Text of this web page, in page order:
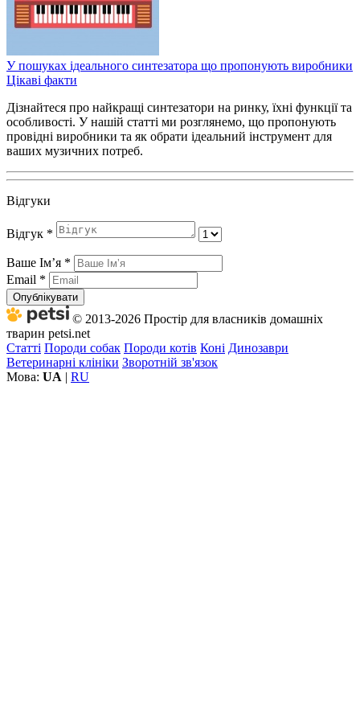
У пошуках ідеального синтезатора що пропонують виробники
Цікаві факти
Дізнайтеся про найкращі синтезатори на ринку, їхні функції та
особливості. У нашій статті ми розглянемо, що пропонують
провідні виробники та як обрати ідеальний інструмент для
ваших музичних потреб.
Відгуки
Відгук *
Ваше Імʼя *
Email *
Опублікувати
© 2013-2026 Простір для власників домашніх
тварин petsi.net
Статті Породи собак Породи котів Коні Динозаври
Ветеринарні клініки Зворотній зв'язок
Мова: UA | RU